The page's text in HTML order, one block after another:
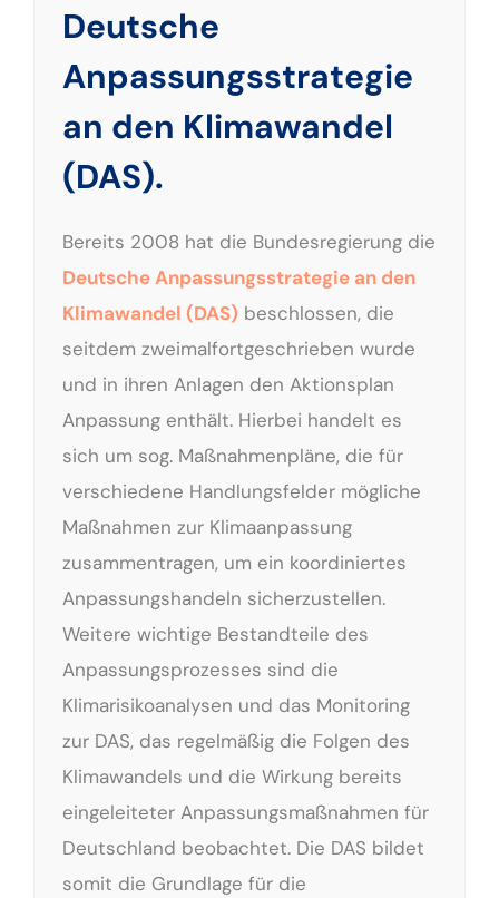
Deutsche
Anpassungsstrategie
an den Klimawandel
(DAS).
Bereits 2008 hat die Bundesregierung die
Deutsche Anpassungsstrategie an den
Klimawandel (DAS) beschlossen, die
seitdem zweimalfortgeschrieben wurde
und in ihren Anlagen den Aktionsplan
Anpassung enthält. Hierbei handelt es
sich um sog. Maßnahmenpläne, die für
verschiedene Handlungsfelder mögliche
Maßnahmen zur Klimaanpassung
zusammentragen, um ein koordiniertes
Anpassungshandeln sicherzustellen.
Weitere wichtige Bestandteile des
Anpassungsprozesses sind die
Klimarisikoanalysen und das Monitoring
zur DAS, das regelmäßig die Folgen des
Klimawandels und die Wirkung bereits
eingeleiteter Anpassungsmaßnahmen für
Deutschland beobachtet. Die DAS bildet
somit die Grundlage für die